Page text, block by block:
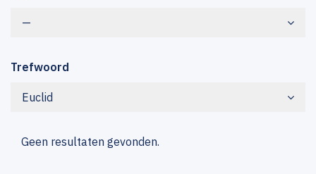
—
Trefwoord
Euclid
Geen resultaten gevonden.